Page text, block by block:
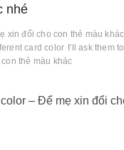
nhé
xin đổi cho con thẻ màu khác
card color I'll ask them to
thẻ màu khác
color – Để mẹ xin đổi